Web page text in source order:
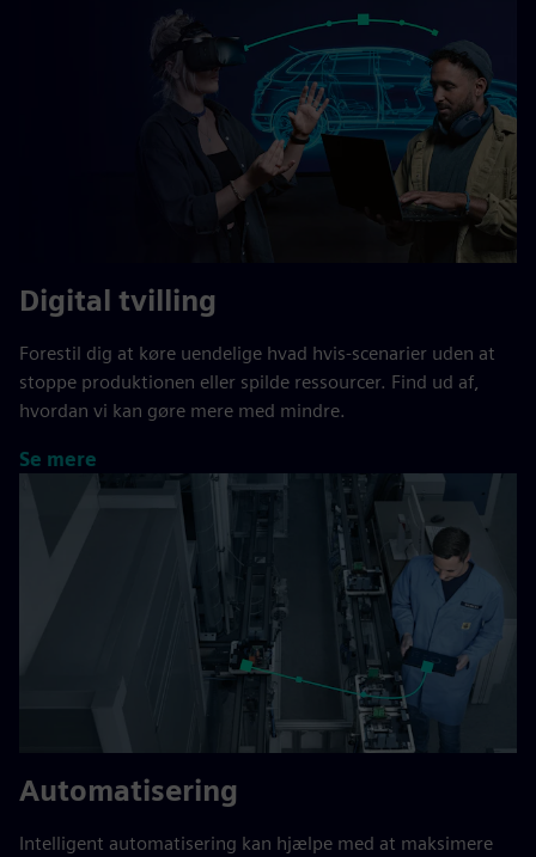
Digital tvilling
Forestil dig at køre uendelige hvad hvis-scenarier uden at
stoppe produktionen eller spilde ressourcer. Find ud af,
hvordan vi kan gøre mere med mindre.
Se mere
Automatisering
Intelligent automatisering kan hjælpe med at maksimere